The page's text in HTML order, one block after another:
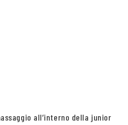
all’interno della junior